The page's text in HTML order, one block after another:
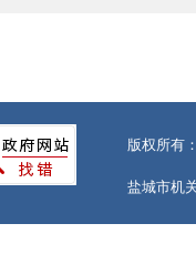
版权所有
盐城市机